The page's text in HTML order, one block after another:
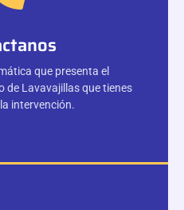
que presenta el
de Lavavajillas que tienes
intervención.